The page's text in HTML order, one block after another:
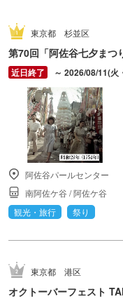
東京都 杉並区
第70回「阿佐谷七夕まつ
～ 2026/08/11(火
阿佐谷パールセンター
南阿佐ケ谷 /阿佐ケ谷
観光・旅行
祭り
東京都 港区
オクトーバーフェスト